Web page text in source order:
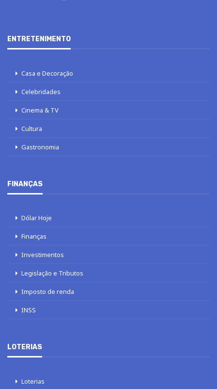
ENTRETENIMENTO
Casa e Decoração
Celebridades
Cinema & TV
Cultura
Gastronomia
FINANÇAS
Dólar Hoje
Finanças
Investimentos
Legislação e Tributos
Imposto de renda
INSS
LOTERIAS
Loterias